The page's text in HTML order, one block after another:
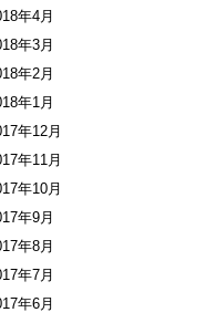
年4月
年3月
年2月
年1月
年12月
年11月
年10月
年9月
年8月
年7月
年6月